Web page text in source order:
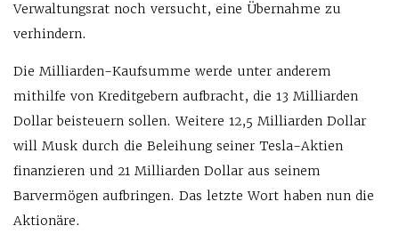
Verwaltungsrat noch versucht, eine Übernahme zu
verhindern.
Die Milliarden-Kaufsumme werde unter anderem
mithilfe von Kreditgebern aufbracht, die 13 Milliarden
Dollar beisteuern sollen. Weitere 12,5 Milliarden Dollar
will Musk durch die Beleihung seiner Tesla-Aktien
finanzieren und 21 Milliarden Dollar aus seinem
Barvermögen aufbringen. Das letzte Wort haben nun die
Aktionäre.